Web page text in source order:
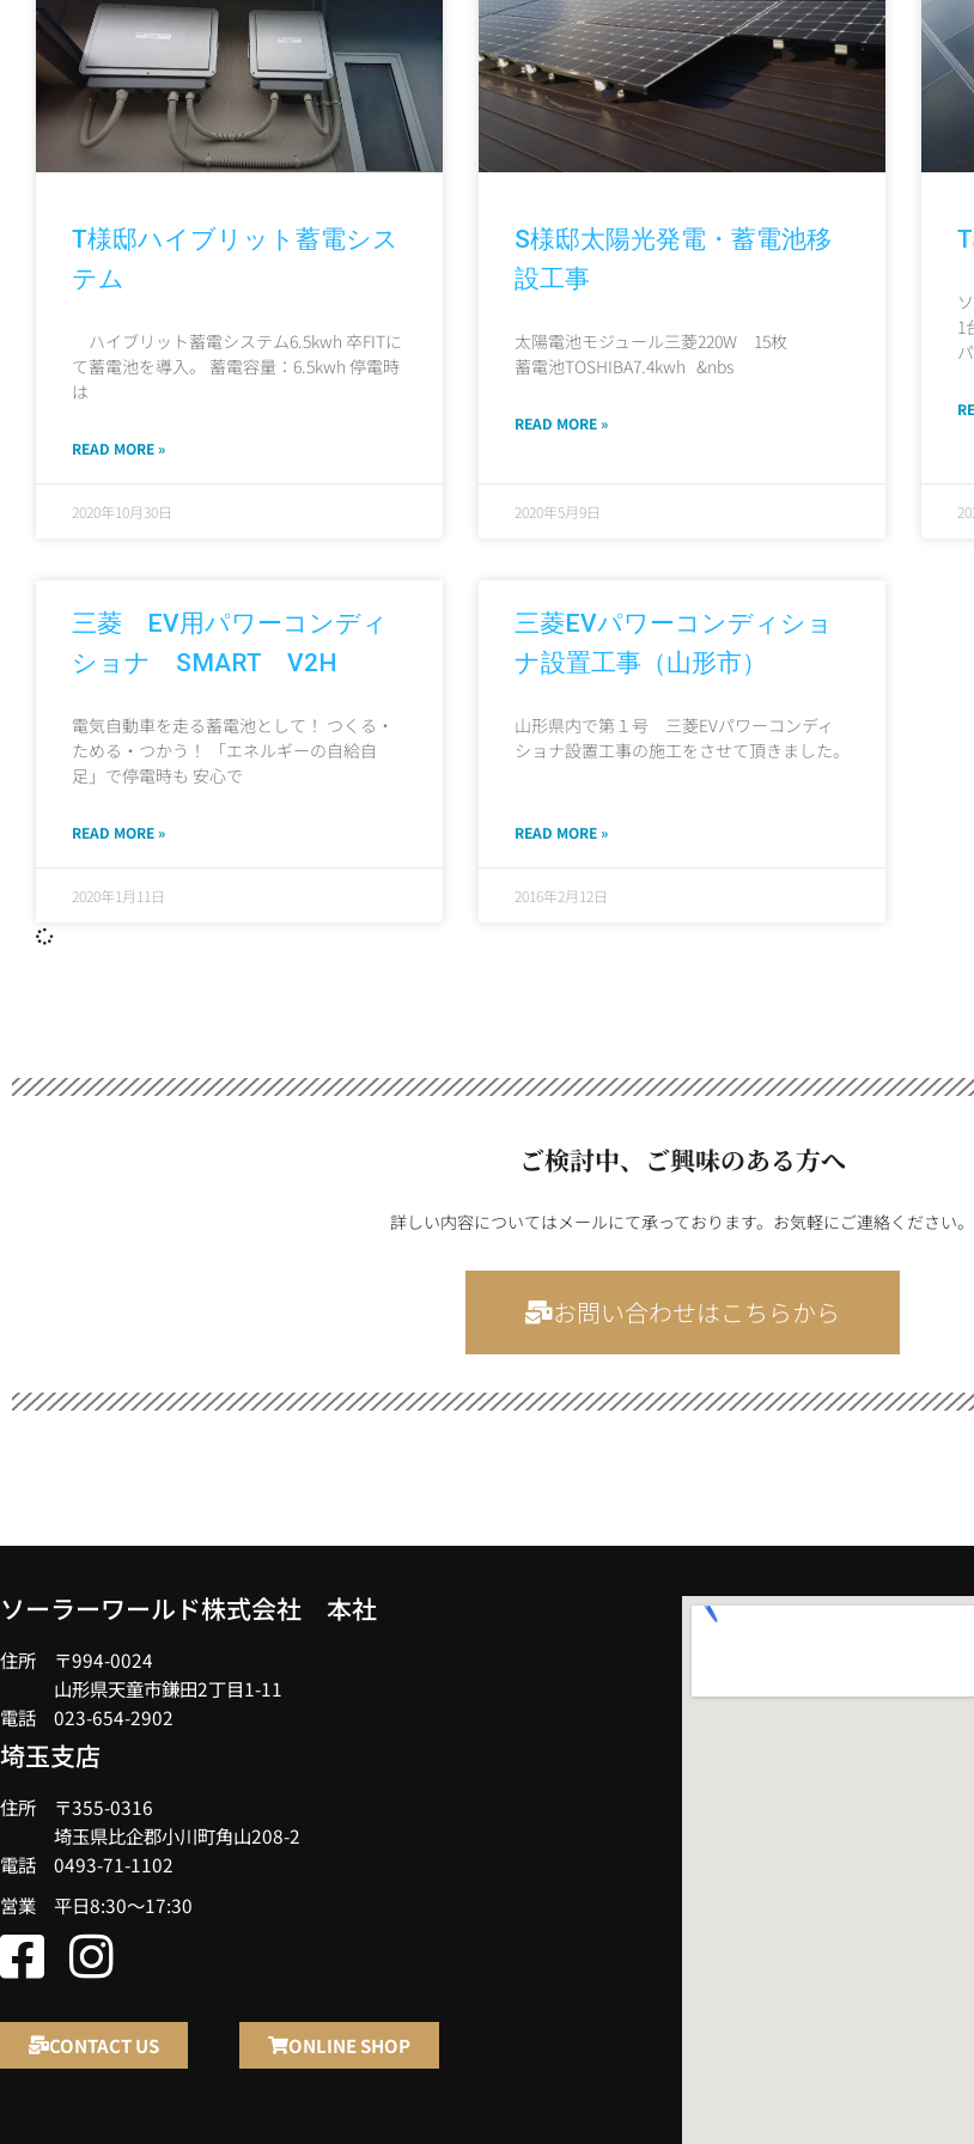
T様邸ハイブリット蓄電シス
テム
ハイブリット蓄電システム6.5kwh 卒FITに
て蓄電池を導入。 蓄電容量：6.5kwh 停電時
は
READ MORE »
2020年10月30日
S様邸太陽光発電・蓄電池移
設工事
太陽電池モジュール三菱220W 15枚
蓄電池TOSHIBA7.4kwh &nbs
READ MORE »
2020年5月9日
1
パ
三菱 EV用パワーコンディ
ショナ SMART V2H
電気自動車を走る蓄電池として！ つくる・
ためる・つかう！ 「エネルギーの自給自
足」で停電時も 安心で
READ MORE »
2020年1月11日
三菱EVパワーコンディショ
ナ設置工事（山形市）
山形県内で第１号 三菱EVパワーコンディ
ショナ設置工事の施工をさせて頂きました。
READ MORE »
2016年2月12日
ご検討中、ご興味のある方へ
詳しい内容についてはメールにて承っております。お気軽にご連絡ください。
お問い合わせはこちらから
ソーラーワールド株式会社 本社
住所 〒994-0024
山形県天童市鎌田2丁目1-11
電話 023-654-2902
埼玉支店
住所 〒355-0316
埼玉県比企郡小川町角山208-2
電話 0493-71-1102
営業 平日8:30～17:30
CONTACT US ONLINE SHOP